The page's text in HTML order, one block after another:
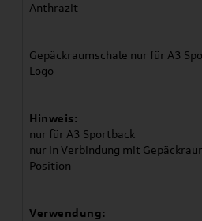
Anthrazit
Gepäckraumschale nur für A3
Logo
Hinweis:
nur für A3 Sportback
nur in Verbindung mit
Position
Verwendung: